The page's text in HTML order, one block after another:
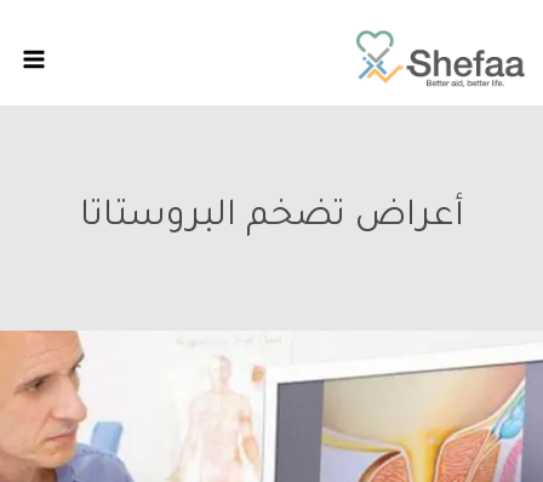
أعراض تضخم البروستاتا